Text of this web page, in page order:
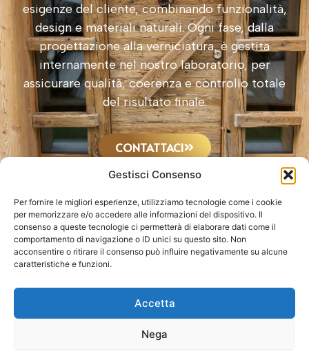
Gestisci Consenso
Per fornire le migliori esperienze, utilizziamo tecnologie come i cookie
per memorizzare e/o accedere alle informazioni del dispositivo. Il
consenso a queste tecnologie ci permetterà di elaborare dati come il
comportamento di navigazione o ID unici su questo sito. Non
acconsentire o ritirare il consenso può influire negativamente su alcune
caratteristiche e funzioni.
Accetta
Nega
esigenze del cliente, combinando funzionalità,
design e materiali naturali. Ogni fase, dalla
progettazione alla verniciatura, è gestita
internamente nel nostro laboratorio, per
assicurare qualità, coerenza e controllo totale
del risultato finale.
CONTATTACI
+39 0342
637238
23013 Cosio
Valtellino
(SO)